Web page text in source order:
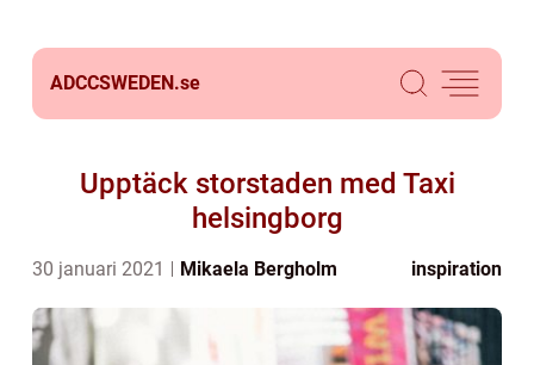
ADCCSWEDEN.se
Upptäck storstaden med Taxi
helsingborg
30 januari 2021 Mikaela Bergholm inspiration